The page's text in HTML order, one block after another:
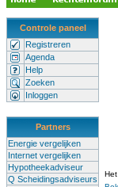
Controle paneel
Registreren
Agenda
Help
Zoeken
Inloggen
Partners
Energie vergelijken
Internet vergelijken
Hypotheekadviseur
Q Scheidingsadviseurs